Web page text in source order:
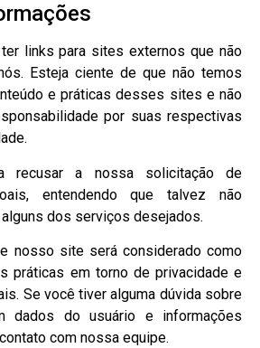
links para sites externos que não
Esteja ciente de que não temos
e práticas desses sites e não
por suas respectivas
recusar a nossa solicitação de
entendendo que talvez não
dos serviços desejados.
nosso site será considerado como
práticas em torno de privacidade e
Se você tiver alguma dúvida sobre
dados do usuário e informações
com nossa equipe.